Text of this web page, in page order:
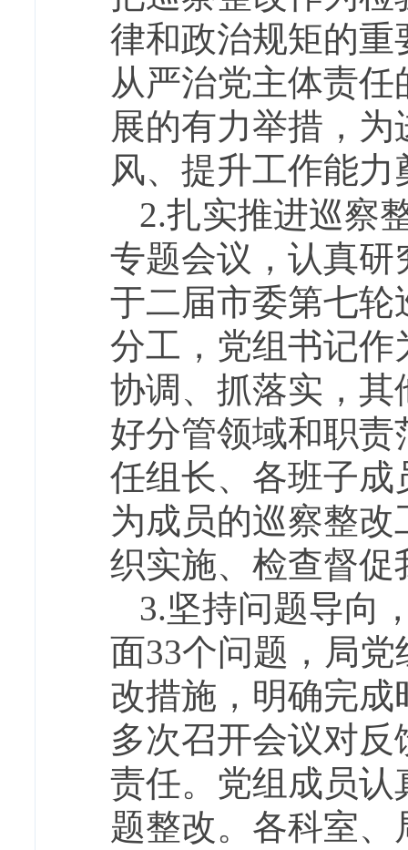
律和政治规矩的
从严治党主体责
展的有力举措，
风、提升工作能
2.扎实推进巡察
专题会议，认真
于二届市委第七
分工，党组书记
协调、抓落实，其
好分管领域和职
任组长、各班子
为成员的巡察整
织实施、检查督
3.坚持问题导向
面33个问题，局
改措施，明确完
多次召开会议对
责任。党组成员认
题整改。各科室